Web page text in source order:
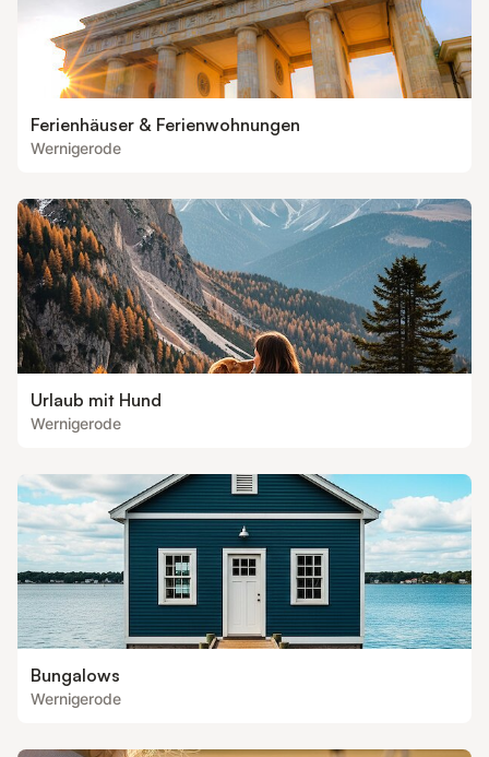
Ferienhäuser & Ferienwohnungen
Wernigerode
Urlaub mit Hund
Wernigerode
Bungalows
Wernigerode